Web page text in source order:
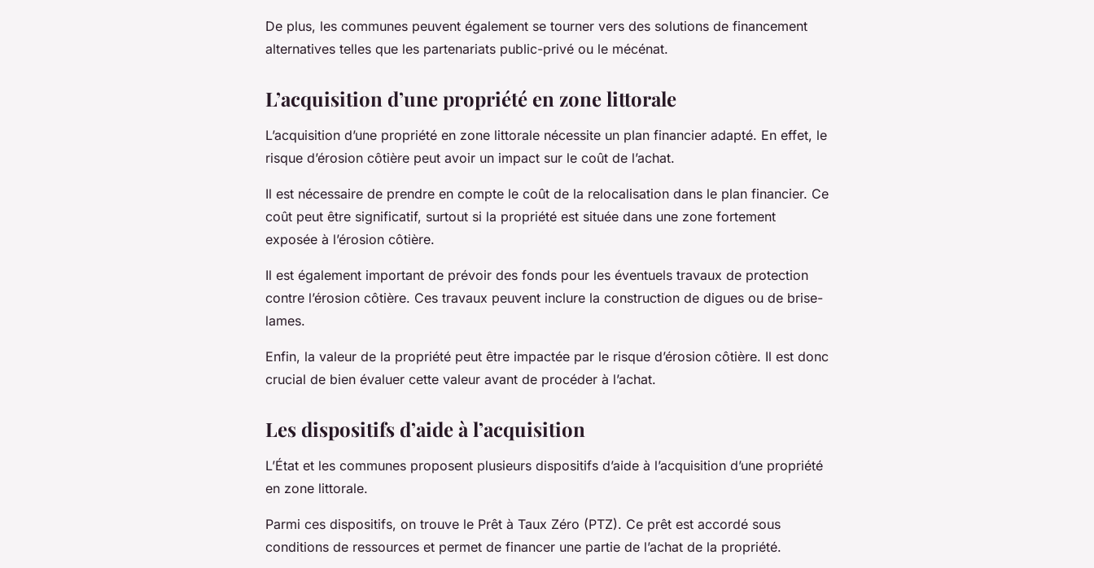
De plus, les communes peuvent également se tourner vers des solutions de financement
alternatives telles que les partenariats public-privé ou le mécénat.
L’acquisition d’une propriété en zone littorale
L’acquisition d’une propriété en zone littorale nécessite un plan financier adapté. En effet, le
risque d’érosion côtière peut avoir un impact sur le coût de l’achat.
Il est nécessaire de prendre en compte le coût de la relocalisation dans le plan financier. Ce
coût peut être significatif, surtout si la propriété est située dans une zone fortement
exposée à l’érosion côtière.
Il est également important de prévoir des fonds pour les éventuels travaux de protection
contre l’érosion côtière. Ces travaux peuvent inclure la construction de digues ou de brise-
lames.
Enfin, la valeur de la propriété peut être impactée par le risque d’érosion côtière. Il est donc
crucial de bien évaluer cette valeur avant de procéder à l’achat.
Les dispositifs d’aide à l’acquisition
L’État et les communes proposent plusieurs dispositifs d’aide à l’acquisition d’une propriété
en zone littorale.
Parmi ces dispositifs, on trouve le Prêt à Taux Zéro (PTZ). Ce prêt est accordé sous
conditions de ressources et permet de financer une partie de l’achat de la propriété.